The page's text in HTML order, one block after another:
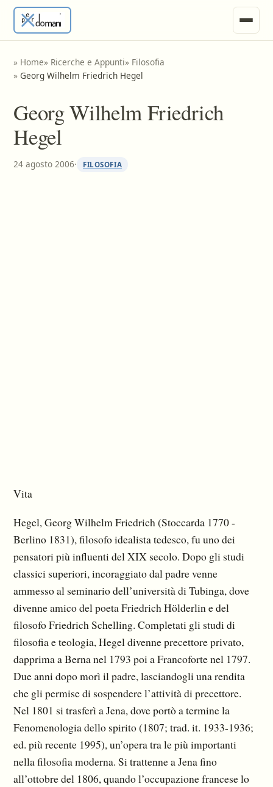
Ricerche e Appunti
Tesine
Invia Materiale
» Home» Ricerche e Appunti» Filosofia
»Georg Wilhelm Friedrich Hegel
Georg Wilhelm Friedrich
Hegel
24 agosto 2006· FILOSOFIA
Vita
Hegel, Georg Wilhelm Friedrich (Stoccarda 1770 -
Berlino 1831), filosofo idealista tedesco, fu uno dei
pensatori più influenti del XIX secolo. Dopo gli studi
classici superiori, incoraggiato dal padre venne
ammesso al seminario dell’università di Tubinga, dove
divenne amico del poeta Friedrich Hölderlin e del
filosofo Friedrich Schelling. Completati gli studi di
filosofia e teologia, Hegel divenne precettore privato,
dapprima a Berna nel 1793 poi a Francoforte nel 1797.
Due anni dopo morì il padre, lasciandogli una rendita
che gli permise di sospendere l’attività di precettore.
Nel 1801 si trasferì a Jena, dove portò a termine la
Fenomenologia dello spirito (1807; trad. it. 1933-1936;
ed. più recente 1995), un’opera tra le più importanti
nella filosofia moderna. Si trattenne a Jena fino
all’ottobre del 1806, quando l’occupazione francese lo